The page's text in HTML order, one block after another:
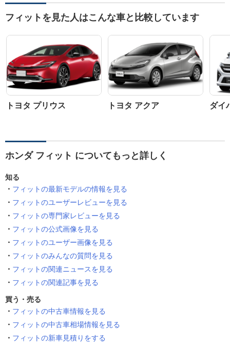
フィットを見た人はこんな車と比較しています
トヨタ プリウス トヨタ アクア ダイ
ホンダ フィット についてもっと詳しく
知る
フィットの最新モデルの情報を見る
フィットのユーザーレビューを見る
フィットの専門家レビューを見る
フィットの公式画像を見る
フィットのユーザー画像を見る
フィットのみんなの質問を見る
フィットの関連ニュースを見る
フィットの関連記事を見る
買う・売る
フィットの中古車情報を見る
フィットの中古車相場情報を見る
フィットの新車見積りをする